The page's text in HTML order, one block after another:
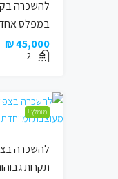
במפלס אחד
45,000 ₪
2
מומלץ !
תקרות